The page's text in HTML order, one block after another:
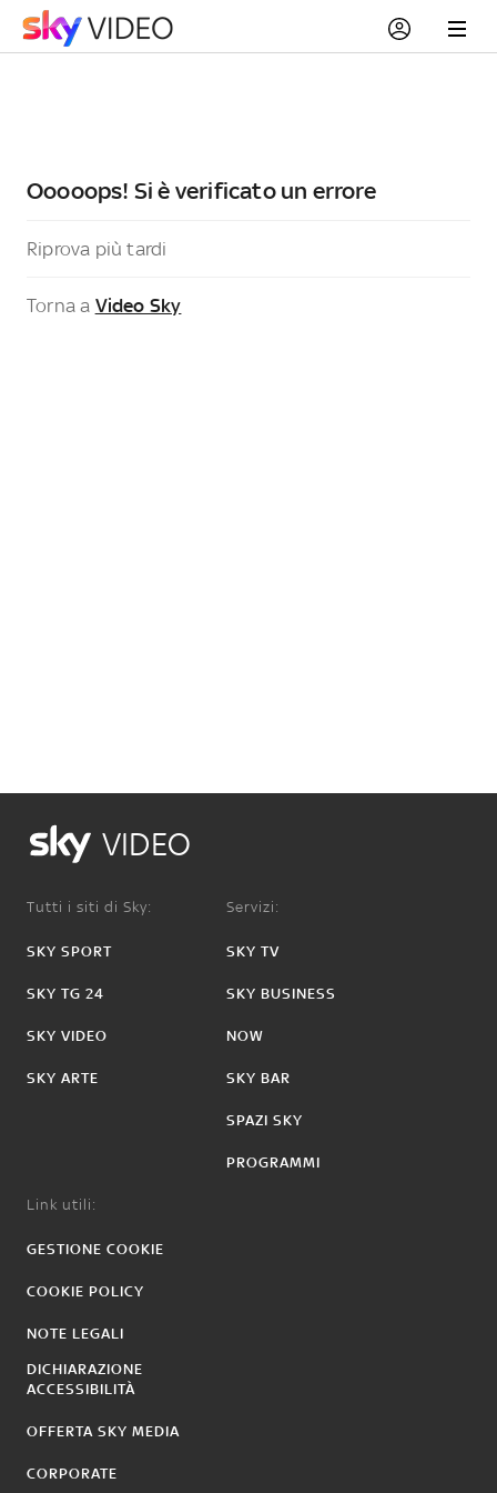
Ooooops! Si è verificato un errore
Riprova più tardi
Torna a Video Sky
VIDEO
Tutti i siti di Sky:
SKY SPORT
SKY TG 24
SKY VIDEO
SKY ARTE
Servizi:
SKY TV
SKY BUSINESS
NOW
SKY BAR
SPAZI SKY
PROGRAMMI
Link utili:
GESTIONE COOKIE
COOKIE POLICY
NOTE LEGALI
DICHIARAZIONE
ACCESSIBILITÀ
OFFERTA SKY MEDIA
CORPORATE